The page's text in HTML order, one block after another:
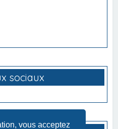
vous acceptez
sociaux